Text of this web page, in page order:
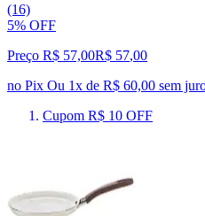
(16)
5% OFF
Preço R$ 57,00R$ 57,00
no Pix Ou 1x de R$ 60,00 sem
Cupom R$ 10 OFF